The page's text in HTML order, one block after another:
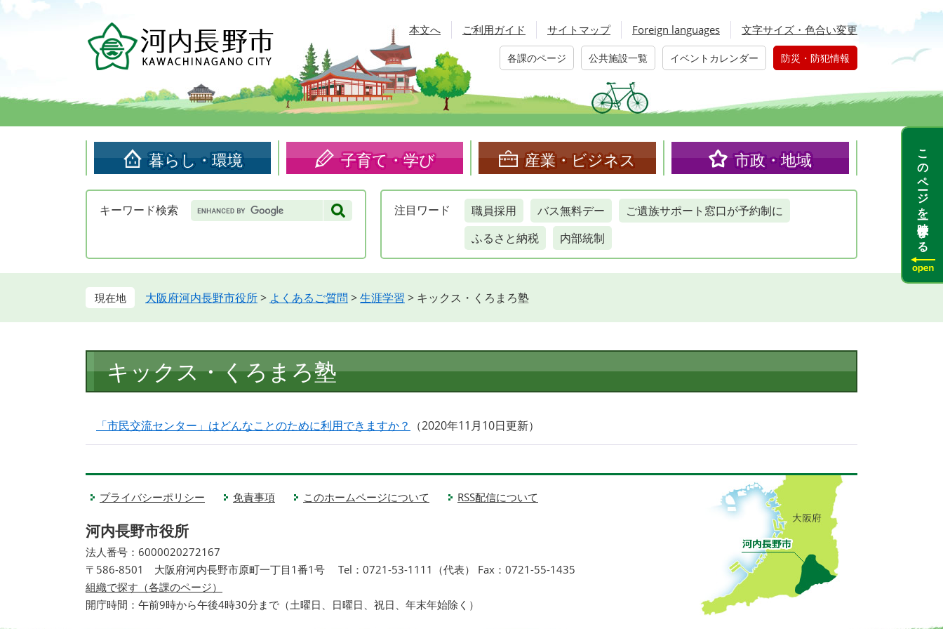
頭
す。
飛
し
本文へ ご利用ガイド サイトマップ Foreign languages 文字サイズ・色合い変更
各課のページ 公共施設一覧 イベントカレンダー 防災・防犯情報
暮らし・環境 子育て・学び 産業・ビジネス 市政・地域
キーワード検索 Google
カ
検
注目 ワード 職員採用 バス無料デー
ご遺族サポート窓口が予約制に
ふるさと納税
内部統制
大阪府河内長野市役所> よくあるご質問 >生涯学習 > キックス・くろまろ塾
文
キックス・くろまろ塾
「市民交流センター」はどんなことのために利用できますか？ 2020年11月10日更新
プライバシーポリシー 免責事項 このホームページについて RSS配信について
河内長野市役所
法人番号：6000020272167
〒586-8501 大阪府河内長野市原町一丁目1番1号
Tel：0721-53-1111（代表） Fax：0721-55-1435
組織で探す（各課のページ）
開庁時間：午前9時から午後4時30分まで（土曜日、日曜日、祝日、年末年始除く）
このページを一時保存する